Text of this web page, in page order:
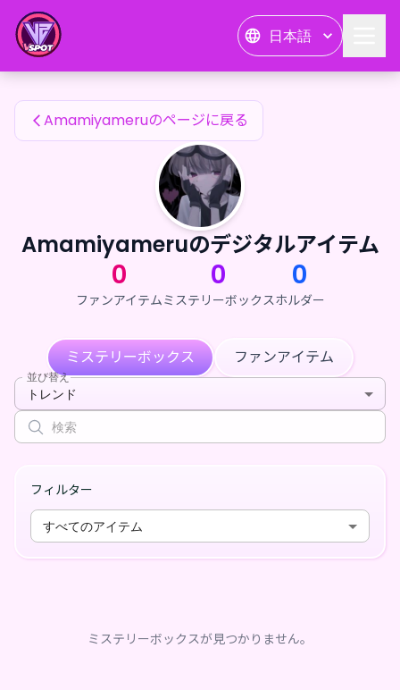
日本語
Amamiyameruのファンアイテム
Amamiyameruのページに戻る
Amamiyameruのデジタルアイテム
0
ファンアイテム
0
ミステリーボックス
0
ホルダー
ミステリーボックス ファンアイテム
並び替え
トレンド
フィルター
すべてのアイテム
ミステリーボックスが見つかりません。
Amamiyameruのファンアイテム — 24karat